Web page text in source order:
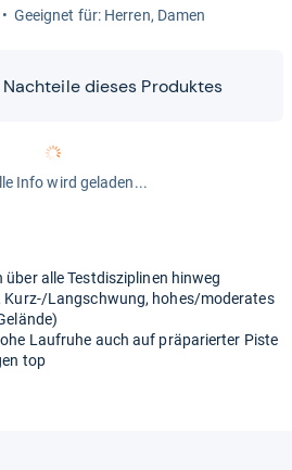
Geeig­net für: Her­ren, Damen
die­ses Pro­duk­tes
Info wird geladen...
alle Testdisziplinen hinweg
Kurz-/Langschwung, hohes/moderates
Laufruhe auch auf präparierter Piste
top